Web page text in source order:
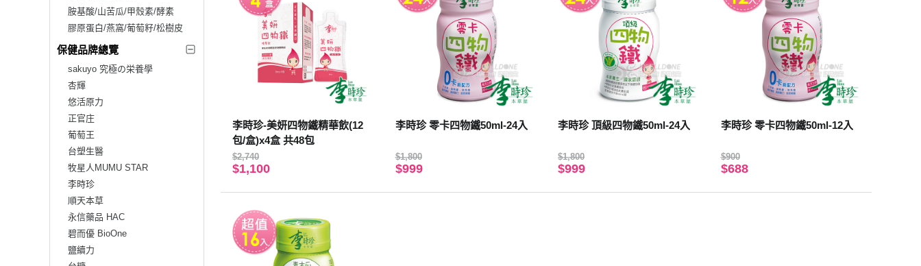
胺基酸/山苦瓜/甲殼素/酵素
膠原蛋白/燕窩/葡萄籽/松樹皮
保健品牌總覽
sakuyo 究極の栄養學
杏輝
悠活原力
正官庄
葡萄王
台塑生醫
牧星人MUMU STAR
李時珍
順天本草
永信藥品 HAC
碧而優 BioOne
鹽續力
李時珍-美妍四物鐵精華飲(12
包/盒)x4盒 共48包
$2,740
$1,100
李時珍 零卡四物鐵50ml-24入
$1,800
$999
李時珍 頂級四物鐵50ml-24入
$1,800
$999
李時珍 零卡四物鐵50ml-12入
$900
$688